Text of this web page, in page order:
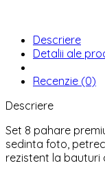
Descriere
Detalii ale
Recenzie (0)
Descriere
Set 8 pahare
sedinta foto,
rezistent la bauturi